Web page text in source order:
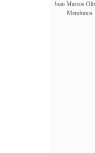
Joao Marcos
Mendonca